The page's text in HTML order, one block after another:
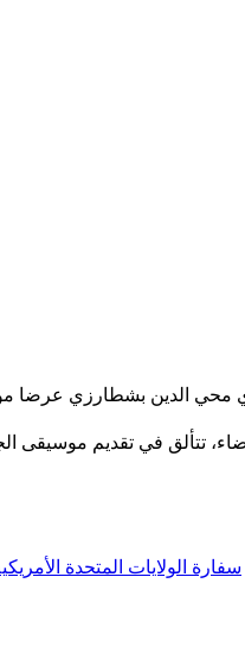
سفارة الولايات المتحدة